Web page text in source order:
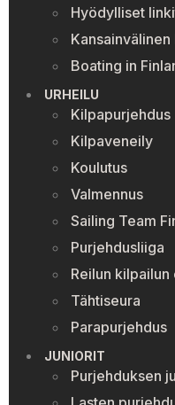
Hyödylliset
Boating in
URHEILU
Kilpapurjehdus
Kilpaveneily
Koulutus
Valmennus
Sailing Team
Purjehdusliiga
Reilun kilpailun
Tähtiseura
Parapurjehdus
JUNIORIT
Purjehduksen